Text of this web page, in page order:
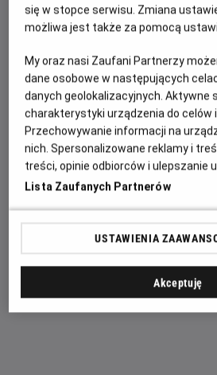
bardziej stroni od innych dzieci.
Buduje żukom, motylom i
nich azyl w starym opuszczonym
zmienia, kiedy do miasteczka
otwarta dziewczynka. To właśnie
swój sekret. Dzięki niej Eljasz
się na świat.
się w stopce serwisu. Zmiana
możliwa jest także za pomocą
My oraz nasi Zaufani Partnerzy
dane osobowe w następujących
danych geolokalizacyjnych. Aktywne
charakterystyki urządzenia do celów
Przechowywanie informacji na
nich. Spersonalizowane reklamy i
treści, opinie odbiorców i ulepszanie
Lista Zaufanych Partnerów
USTAWIENIA
Akceptuję